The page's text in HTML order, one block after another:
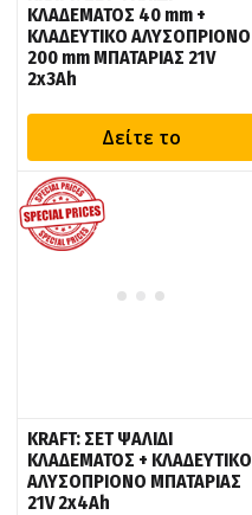
ΚΛΑΔΕΜΑΤΟΣ 40 mm +
ΚΛΑΔΕΥΤΙΚΟ ΑΛΥΣΟΠΡΙΟΝΟ
200 mm ΜΠΑΤΑΡΙΑΣ 21V
2x3Ah
Δείτε το
KRAFT: ΣΕΤ ΨΑΛΙΔΙ
ΚΛΑΔΕΜΑΤΟΣ + ΚΛΑΔΕΥΤΙΚΟ
ΑΛΥΣΟΠΡΙΟΝΟ ΜΠΑΤΑΡΙΑΣ
21V 2x4Ah